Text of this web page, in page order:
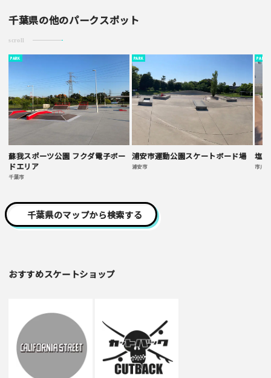
千葉県の他のパークスポット
scroll
PARK
蘇我スポーツ公園 フクダ電子ボー
ドエリア
千葉市
PARK
浦安市運動公園スケートボード場
浦安市
PARK
塩
市川市
千葉県のマップから検索する
おすすめスケートショップ